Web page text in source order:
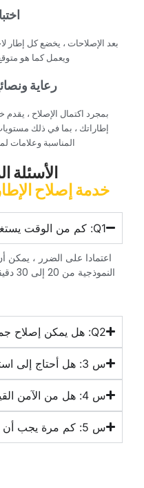
‏بعد الإصلاحات ، يخضع كل إطار
ويعمل كما هو
‏رعاية
‏بمجرد اكتمال الإصلاح ، يقدم
إطاراتك ، بما في ذلك
المناسبة وعلامات
‏الأسئلة
‏خدمة إصلاح
‏اعتمادا على الضرر ، يمكن
‏س 3: هل أحتاج إلى استبدال الإطار بعد كل ثقب؟‏
‏س 4: هل من الآمن القيادة بإطار مرقع؟‏
‏س 5: كم مرة يجب أن أتحقق من ضغط الإطارات؟‏